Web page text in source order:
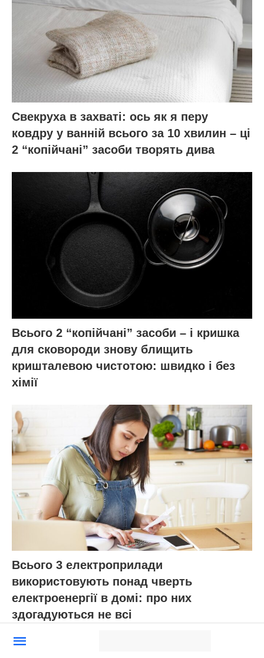
Свекруха в захваті: ось як я перу
ковдру у ванній всього за 10 хвилин – ці
2 “копійчані” засоби творять дива
Всього 2 “копійчані” засоби – і кришка
для сковороди знову блищить
кришталевою чистотою: швидко і без
хімії
Всього 3 електроприлади
використовують понад чверть
електроенергії в домі: про них
здогадуються не всі